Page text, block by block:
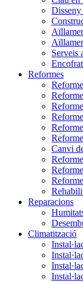
Disseny
Serveis
Reformes
Canvi
Reparacions
Climatització